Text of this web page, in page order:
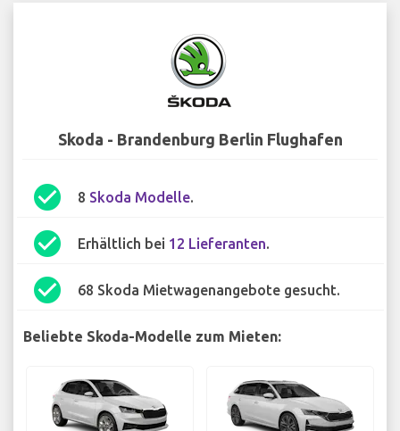
Skoda - Brandenburg Berlin Flughafen
check_circle 8 Skoda Modelle.
check_circle Erhältlich bei 12 Lieferanten.
check_circle 68 Skoda Mietwagenangebote gesucht.
Beliebte Skoda-Modelle zum Mieten: